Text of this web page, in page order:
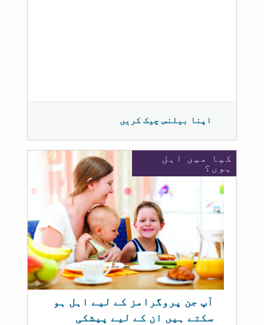
اپنا بیلنس چیک کریں
کیا میں اہل
ہوں؟
آپ جن پروگرامز کے لیے اہل ہو
سکتے ہیں ان کے لیے پیشکی